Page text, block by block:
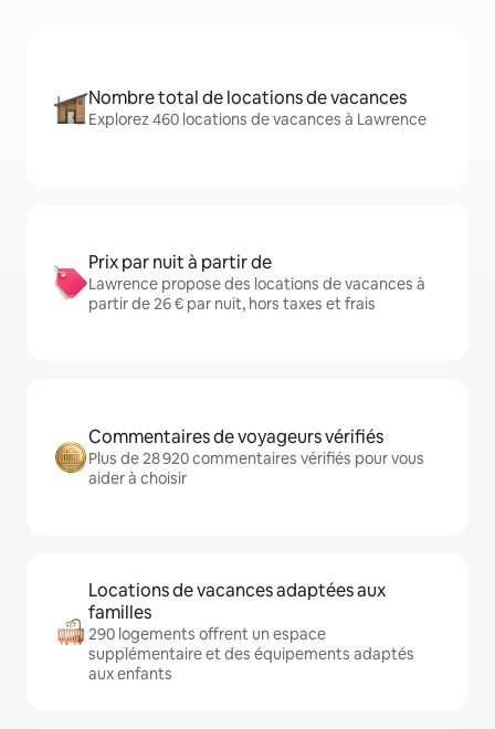
Nombre total de locations de vacances
Explorez 460 locations de vacances à Lawrence
Prix par nuit à partir de
Lawrence propose des locations de vacances à
partir de 26 € par nuit, hors taxes et frais
Commentaires de voyageurs vérifiés
Plus de 28 920 commentaires vérifiés pour vous
aider à choisir
Locations de vacances adaptées aux
familles
290 logements offrent un espace
supplémentaire et des équipements adaptés
aux enfants